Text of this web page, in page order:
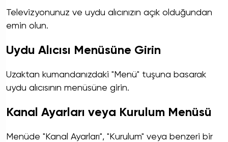
Televizyonunuz ve uydu alıcınızın açık olduğundan
emin olun.
Uydu Alıcısı Menüsüne Girin
Uzaktan kumandanızdaki "Menü" tuşuna basarak
uydu alıcısının menüsüne girin.
Kanal Ayarları veya Kurulum Menüsü
Menüde "Kanal Ayarları", "Kurulum" veya benzeri bir